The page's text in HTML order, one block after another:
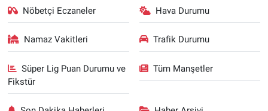
Nöbetçi Eczaneler Hava Durumu
Namaz Vakitleri Trafik Durumu
Süper Lig Puan Durumu ve
Fikstür
Tüm Manşetler